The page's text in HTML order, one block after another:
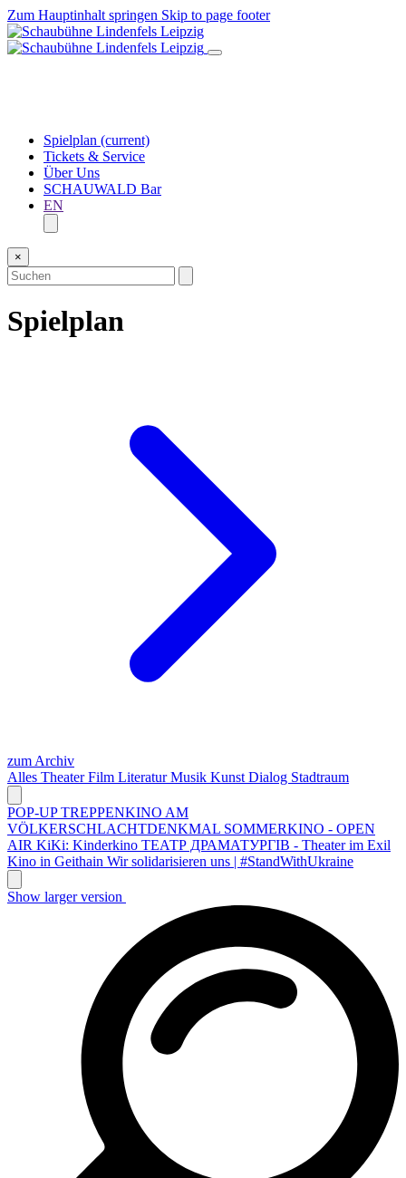
Zum Hauptinhalt springen Skip to page footer
Spielplan (current)
Tickets & Service
Über Uns
SCHAUWALD Bar
EN
×
Spielplan
zum Archiv
Alles TheaterFilm LiteraturMusik Kunst Dialog Stadtraum
POP-UP TREPPENKINO AM
VÖLKERSCHLACHTDENKMAL SOMMERKINO - OPEN
AIR KiKi: Kinderkino ТЕАТР ДРАМАТУРГІВ - Theater im Exil
Kino in Geithain Wir solidarisieren uns | #StandWithUkraine
Show larger version